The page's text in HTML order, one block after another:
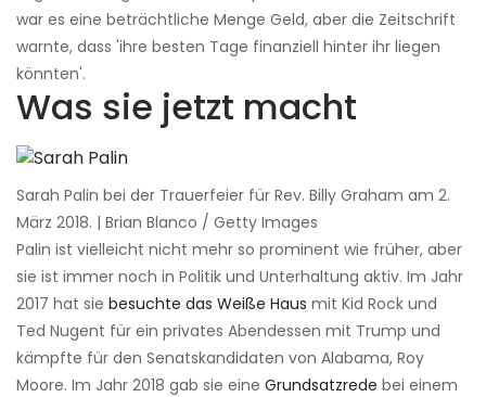
war es eine beträchtliche Menge Geld, aber die Zeitschrift
warnte, dass 'ihre besten Tage finanziell hinter ihr liegen
könnten'.
Was sie jetzt macht
Sarah Palin bei der Trauerfeier für Rev. Billy Graham am 2.
März 2018. | Brian Blanco / Getty Images
Palin ist vielleicht nicht mehr so ​​prominent wie früher, aber
sie ist immer noch in Politik und Unterhaltung aktiv. Im Jahr
2017 hat sie besuchte das Weiße Haus mit Kid Rock und
Ted Nugent für ein privates Abendessen mit Trump und
kämpfte für den Senatskandidaten von Alabama, Roy
Moore. Im Jahr 2018 gab sie eine Grundsatzrede bei einem